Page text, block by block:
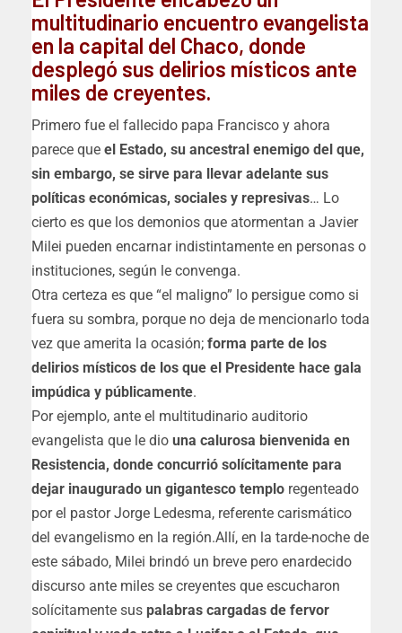
multitudinario encuentro evangelista
en la capital del Chaco, donde
desplegó sus delirios místicos ante
miles de creyentes.
Primero fue el fallecido papa Francisco y ahora
parece que el Estado, su ancestral enemigo del que,
sin embargo, se sirve para llevar adelante sus
políticas económicas, sociales y represivas… Lo
cierto es que los demonios que atormentan a Javier
Milei pueden encarnar indistintamente en personas o
instituciones, según le convenga.
Otra certeza es que “el maligno” lo persigue como si
fuera su sombra, porque no deja de mencionarlo toda
vez que amerita la ocasión; forma parte de los
delirios místicos de los que el Presidente hace gala
impúdica y públicamente.
Por ejemplo, ante el multitudinario auditorio
evangelista que le dio una calurosa bienvenida en
Resistencia, donde concurrió solícitamente para
dejar inaugurado un gigantesco templo regenteado
por el pastor Jorge Ledesma, referente carismático
del evangelismo en la región.Allí, en la tarde-noche de
este sábado, Milei brindó un breve pero enardecido
discurso ante miles se creyentes que escucharon
solícitamente sus palabras cargadas de fervor